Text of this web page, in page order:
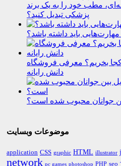
مطب خود را به یک برند
پزشکی تبدیل کنید؟
باید داشته باشد؟
کجا بخریم؟ معرفی فروشگاه
دانش رایانه
جوانان محبوب شده است؟
موضوعات وبسایت
application CSS graphic HTML illustrator
network pc games photoshop PHP seo